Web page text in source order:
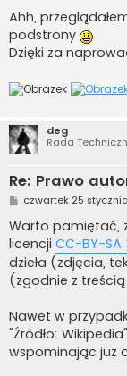
s
t
Ahh,
podstrony
Dzięki za
deg
Rada
Re: Prawo
P
s
t
czwartek 25 stycznia
Warto pamiętać,
licencji CC-BY-SA
dzieła (zdjęcia,
(zgodnie z
Nawet w
"Źródło:
wspominając już